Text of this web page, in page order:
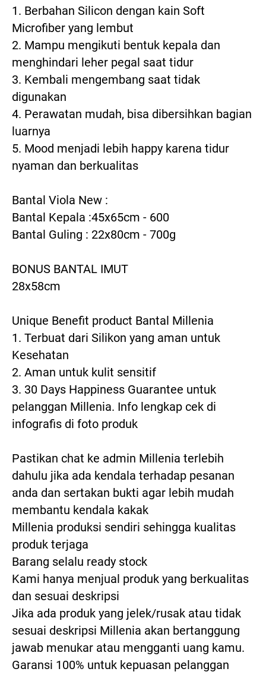
1. Berbahan Silicon dengan kain Soft
Microfiber yang lembut
2. Mampu mengikuti bentuk kepala dan
menghindari leher pegal saat tidur
3. Kembali mengembang saat tidak
digunakan
4. Perawatan mudah, bisa dibersihkan bagian
luarnya
5. Mood menjadi lebih happy karena tidur
nyaman dan berkualitas
Bantal Viola New :
Bantal Kepala :45x65cm - 600
Bantal Guling : 22x80cm - 700g
BONUS BANTAL IMUT
28x58cm
Unique Benefit product Bantal Millenia
1. Terbuat dari Silikon yang aman untuk
Kesehatan
2. Aman untuk kulit sensitif
3. 30 Days Happiness Guarantee untuk
pelanggan Millenia. Info lengkap cek di
infografis di foto produk
Pastikan chat ke admin Millenia terlebih
dahulu jika ada kendala terhadap pesanan
anda dan sertakan bukti agar lebih mudah
membantu kendala kakak
Millenia produksi sendiri sehingga kualitas
produk terjaga
Barang selalu ready stock
Kami hanya menjual produk yang berkualitas
dan sesuai deskripsi
Jika ada produk yang jelek/rusak atau tidak
sesuai deskripsi Millenia akan bertanggung
jawab menukar atau mengganti uang kamu.
Garansi 100% untuk kepuasan pelanggan